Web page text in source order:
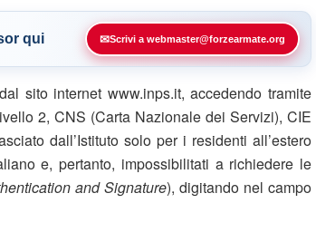
qui ✉Scrivi a webmaster@forzearmate.org
sito internet www.inps.it, accedendo tramite
2, CNS (Carta Nazionale dei Servizi), CIE
dall’Istituto solo per i residenti all’estero
e, pertanto, impossibilitati a richiedere le
and Signature), digitando nel campo